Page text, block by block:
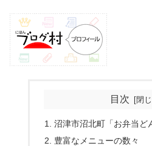
目次
沼津市沼北町「お弁当ど
豊富なメニューの数々